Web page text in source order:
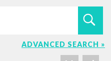
ADVANCED SEARCH »